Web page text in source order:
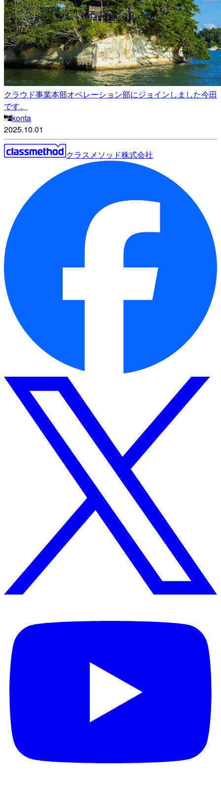
クラウド事業本部オペレーション部にジョインしました今田
です。
konta
2025.10.01
クラスメソッド株式会社